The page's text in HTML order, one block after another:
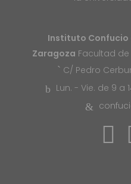
Instituto Confucio
Zaragoza Facultad
C/ Pedro
Lun. - Vie. de 9 a